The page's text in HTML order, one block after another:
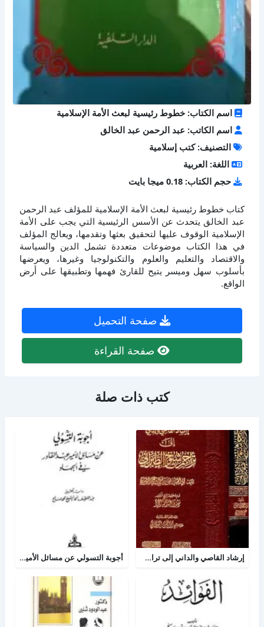
اسم الكتاب: خطوط رئيسية لبعث الأمة الإسلامية
اسم الكاتب: عبد الرحمن عبد الخالق
التصنيف: كتب إسلامية
اللغة: العربية
حجم الكتاب: 0.18 ميجا بايت
كتاب خطوط رئيسية لبعث الأمة الإسلامية للمؤلف عبد الرحمن
عبد الخالق يتحدث عن الأسس الرئيسية التي يجب على الأمة
الإسلامية الوقوف عليها لتحقيق بعثها وتقدمها، ويعالج المؤلف
في هذا الكتاب موضوعات متعددة تشمل الدين والسياسة
والاقتصاد والتعليم والعلوم والتكنولوجيا وغيرها، ويعرضها
بأسلوب سهل وميسر يتيح للقارئ فهمها وتطبيقها على أرض
الواقع.
صفحة التحميل
صفحة القراءة
كتب ذات صلة
إرشاد القاصي والداني إلى تراجم شيوخ الطبراني أجوبة التسولي عن مسائل الأمير عبد القادر في الجهاد